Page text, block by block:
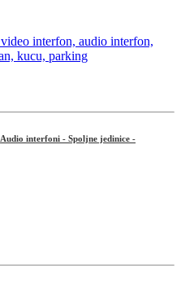
Audio interfoni - Spoljne jedinice -